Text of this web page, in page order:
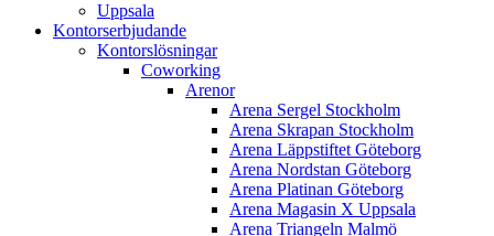
Uppsala
Kontorserbjudande
Kontorslösningar
Coworking
Arenor
Arena Sergel Stockholm
Arena Skrapan Stockholm
Arena Läppstiftet Göteborg
Arena Nordstan Göteborg
Arena Platinan Göteborg
Arena Magasin X Uppsala
Arena Triangeln Malmö